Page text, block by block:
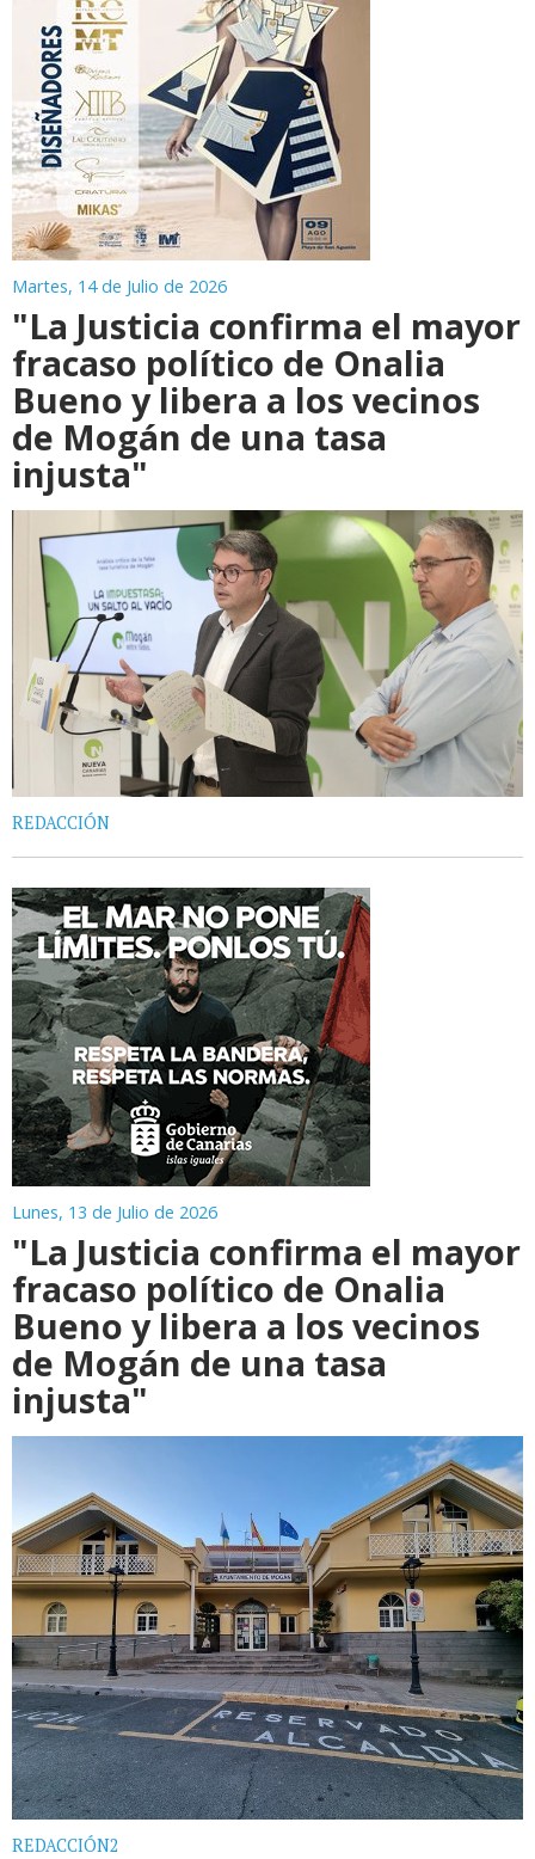
Martes, 14 de Julio de 2026
"La Justicia confirma el mayor
fracaso político de Onalia
Bueno y libera a los vecinos
de Mogán de una tasa
injusta"
REDACCIÓN
Lunes, 13 de Julio de 2026
"La Justicia confirma el mayor
fracaso político de Onalia
Bueno y libera a los vecinos
de Mogán de una tasa
injusta"
REDACCIÓN2